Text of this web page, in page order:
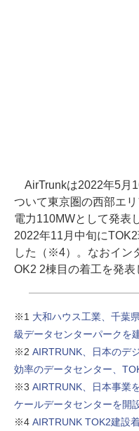
AirTrunkは2022年5月
ついて東京圏の西部エ
電力110MWとして発表
2022年11月中旬に
した（※4）。なおイン
OK2 2棟目の着工を発表
※1 大和ハウス工業、千葉
級データセンターパークを
※2 AIRTRUNK、日本のデ
効率のデータセンター、
※3 AIRTRUNK、日本事業
ケールデータセンターを開
※4 AIRTRUNK TOK2建設